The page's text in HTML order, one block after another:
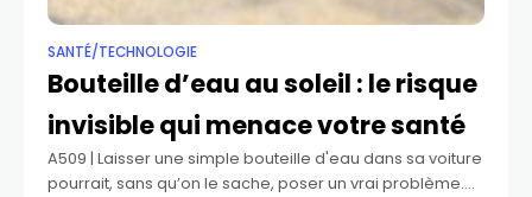
SANTÉ/TECHNOLOGIE
Bouteille d’eau au soleil : le risque
invisible qui menace votre santé
A509 | Laisser une simple bouteille d'eau dans sa voiture
pourrait, sans qu’on le sache, poser un vrai problème.